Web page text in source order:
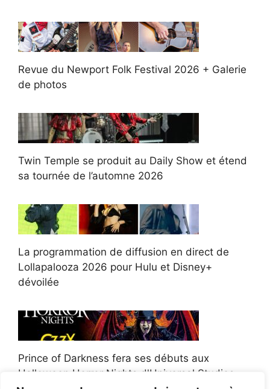
Revue du Newport Folk Festival 2026 + Galerie
de photos
Twin Temple se produit au Daily Show et étend
sa tournée de l’automne 2026
La programmation de diffusion en direct de
Lollapalooza 2026 pour Hulu et Disney+
dévoilée
Prince of Darkness fera ses débuts aux
Halloween Horror Nights d'Universal Studios